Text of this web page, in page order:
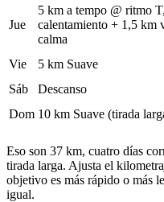
Jue
5 km a tempo @ ritmo
calentamiento + 1,5 km
calma
Vie 5 km Suave
Sáb
Descanso
Dom 10 km Suave (tirada
Eso son 37 km, cuatro días
tirada larga. Ajusta el
objetivo es más rápido o más
igual.